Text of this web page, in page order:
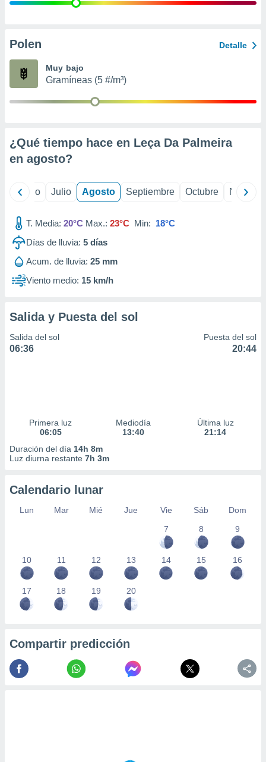
publicidad
de
Polen Detalle
Muy bajo
Gramíneas (5 #/m³)
¿Qué tiempo hace en Leça Da Palmeira
en agosto?
Junio Julio Agosto Septiembre Octubre
T. Media: 20°C Max.: 23°C Min: 18°C
Días de lluvia: 5 días
Acum. de lluvia: 25 mm
Viento medio: 15 km/h
Salida y Puesta del sol
Salida del sol
06:36
Puesta del sol
20:44
Primera luz
06:05
Mediodía
13:40
Última luz
21:14
Duración del día 14h 8m
Luz diurna restante 7h 3m
Calendario lunar
Lun Mar Mié Jue Vie Sáb
Dom
7
8 9
10 11 12 13 14 15 16
17 18 19 20
Compartir predicción